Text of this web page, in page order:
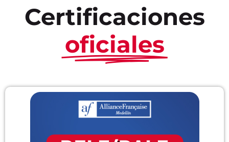
Certificaciones
oficiales